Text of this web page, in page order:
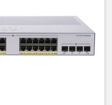
độ chuyển mạch, bảo mật.
rất dễ triển khai và cấu hình,
mạng được quản lý mà doanh